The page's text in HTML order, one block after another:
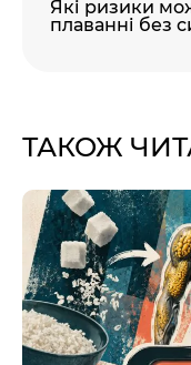
Які ризики
плаванні без
ТАКОЖ